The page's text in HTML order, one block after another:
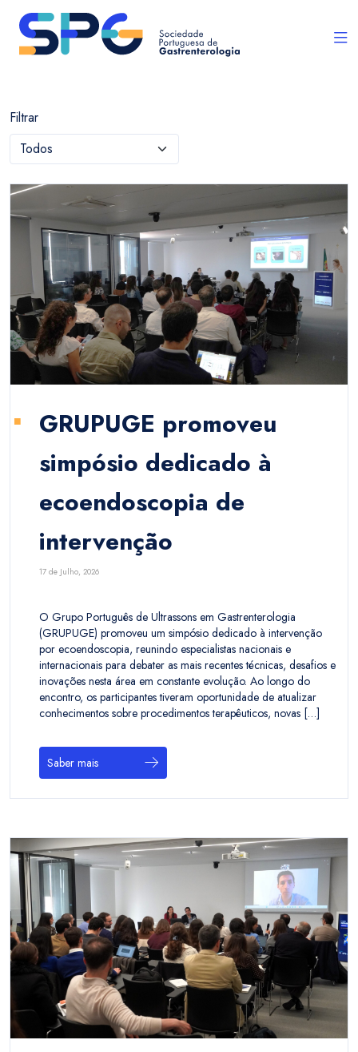
Filtrar
GRUPUGE promoveu
simpósio dedicado à
ecoendoscopia de
intervenção
17 de Julho, 2026
O Grupo Português de Ultrassons em Gastrenterologia
(GRUPUGE) promoveu um simpósio dedicado à intervenção
por ecoendoscopia, reunindo especialistas nacionais e
internacionais para debater as mais recentes técnicas, desafios e
inovações nesta área em constante evolução. Ao longo do
encontro, os participantes tiveram oportunidade de atualizar
conhecimentos sobre procedimentos terapêuticos, novas […]
Saber mais